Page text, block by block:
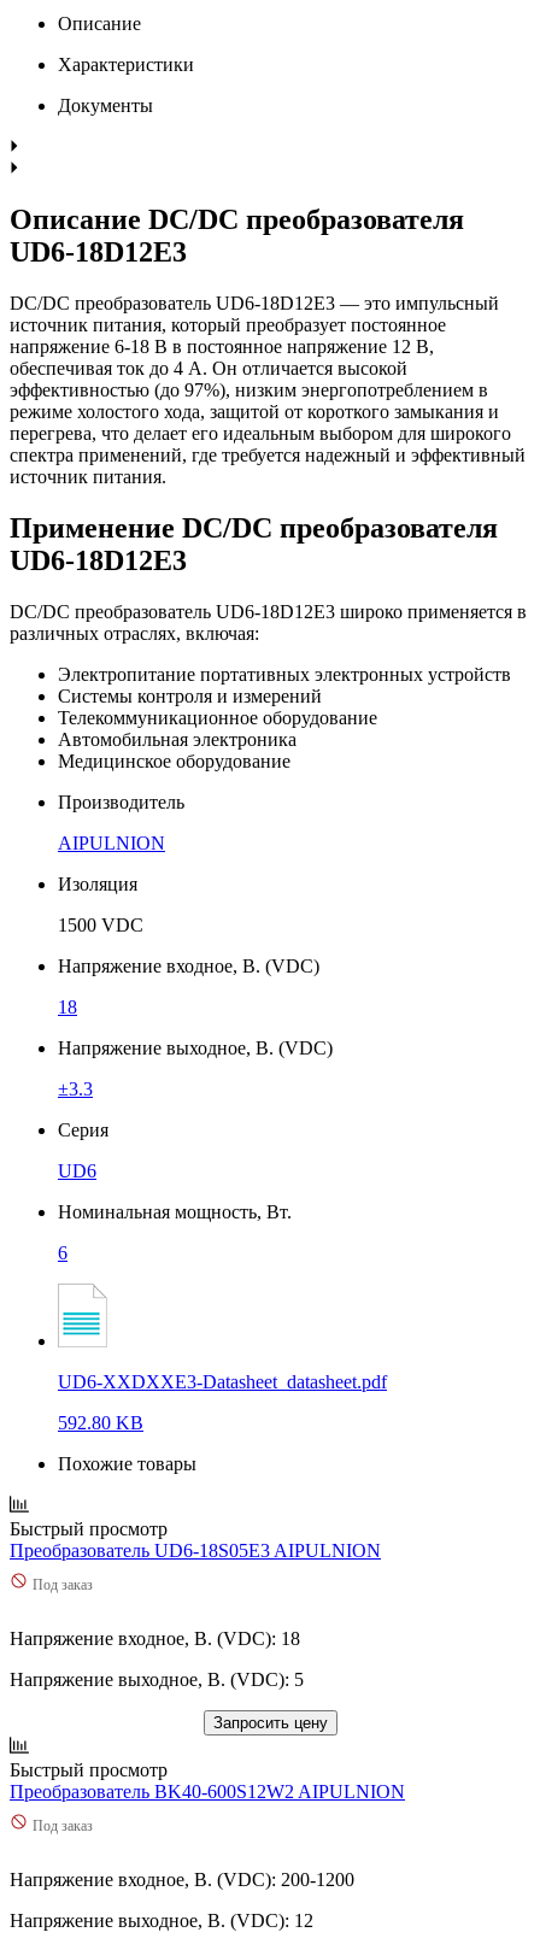
Описание
Характеристики
Документы
Описание DC/DC преобразователя
UD6-18D12E3
DC/DC преобразователь UD6-18D12E3 — это импульсный
источник питания, который преобразует постоянное
напряжение 6-18 В в постоянное напряжение 12 В,
обеспечивая ток до 4 А. Он отличается высокой
эффективностью (до 97%), низким энергопотреблением в
режиме холостого хода, защитой от короткого замыкания и
перегрева, что делает его идеальным выбором для широкого
спектра применений, где требуется надежный и эффективный
источник питания.
Применение DC/DC преобразователя
UD6-18D12E3
DC/DC преобразователь UD6-18D12E3 широко применяется в
различных отраслях, включая:
Электропитание портативных электронных устройств
Системы контроля и измерений
Телекоммуникационное оборудование
Автомобильная электроника
Медицинское оборудование
Производитель
AIPULNION
Изоляция
1500 VDC
Напряжение входное, В. (VDC)
18
Напряжение выходное, В. (VDC)
±3.3
Серия
UD6
Номинальная мощность, Вт.
6
UD6-XXDXXE3-Datasheet_datasheet.pdf
592.80 KB
Похожие товары
Быстрый просмотр
Преобразователь UD6-18S05E3 AIPULNION
Под заказ
Напряжение входное, В. (VDC): 18
Напряжение выходное, В. (VDC): 5
Запросить цену
Быстрый просмотр
Преобразователь BK40-600S12W2 AIPULNION
Под заказ
Напряжение входное, В. (VDC): 200-1200
Напряжение выходное, В. (VDC): 12